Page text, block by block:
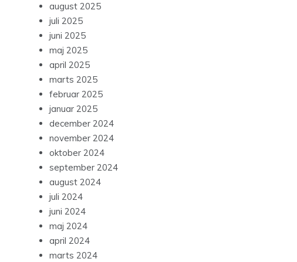
august 2025
juli 2025
juni 2025
maj 2025
april 2025
marts 2025
februar 2025
januar 2025
december 2024
november 2024
oktober 2024
september 2024
august 2024
juli 2024
juni 2024
maj 2024
april 2024
marts 2024